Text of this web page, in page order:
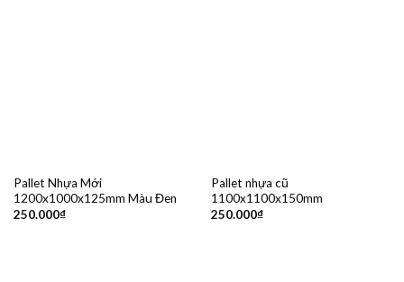
Pallet Nhựa Mới
1200x1000x125mm Màu Đen
250.000₫
Pallet nhựa cũ
1100x1100x150mm
250.000₫